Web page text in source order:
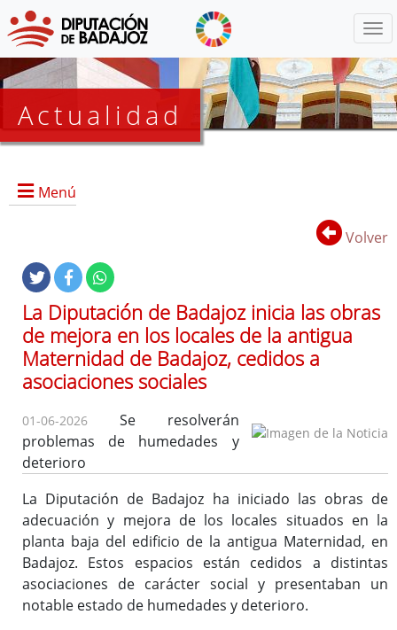
Actualidad
Menú
Noticias
Lista
de
distribución
Volver
La Diputación de Badajoz inicia las obras
de mejora en los locales de la antigua
Maternidad de Badajoz, cedidos a
asociaciones sociales
01-06-2026 Se resolverán
problemas de humedades y
deterioro
La Diputación de Badajoz ha iniciado las obras de
adecuación y mejora de los locales situados en la
planta baja del edificio de la antigua Maternidad, en
Badajoz. Estos espacios están cedidos a distintas
asociaciones de carácter social y presentaban un
notable estado de humedades y deterioro.